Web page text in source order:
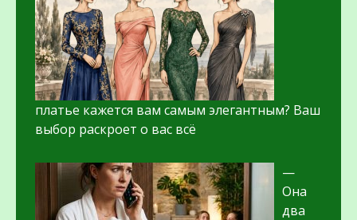
платье кажется вам самым элегантным? Ваш
выбор раскроет о вас всё
—
Она
два